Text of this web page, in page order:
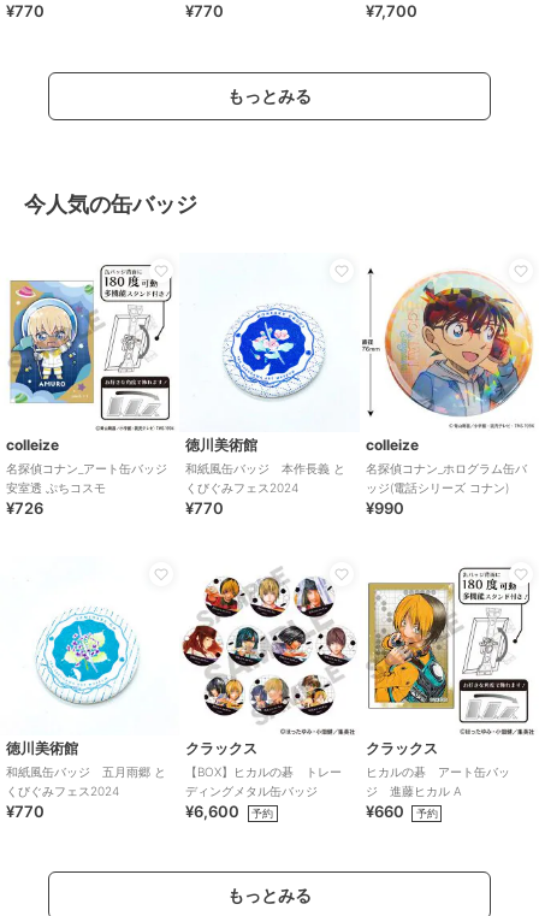
¥770 ¥770 ¥7,700
もっとみる
今人気の缶バッジ
colleize
名探偵コナン_アート缶バッジ
安室透 ぷちコスモ
¥726
徳川美術館
和紙風缶バッジ 本作長義 と
くびぐみフェス2024
¥770
colleize
名探偵コナン_ホログラム缶バ
ッジ(電話シリーズ コナン)
¥990
徳川美術館
和紙風缶バッジ 五月雨郷 と
くびぐみフェス2024
¥770
クラックス
【BOX】ヒカルの碁 トレー
ディングメタル缶バッジ
¥6,600 予約
クラックス
ヒカルの碁 アート缶バッ
ジ 進藤ヒカル A
¥660 予約
もっとみる